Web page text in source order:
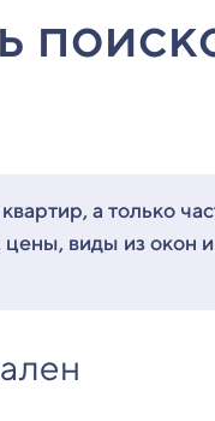
а только
цены, виды из